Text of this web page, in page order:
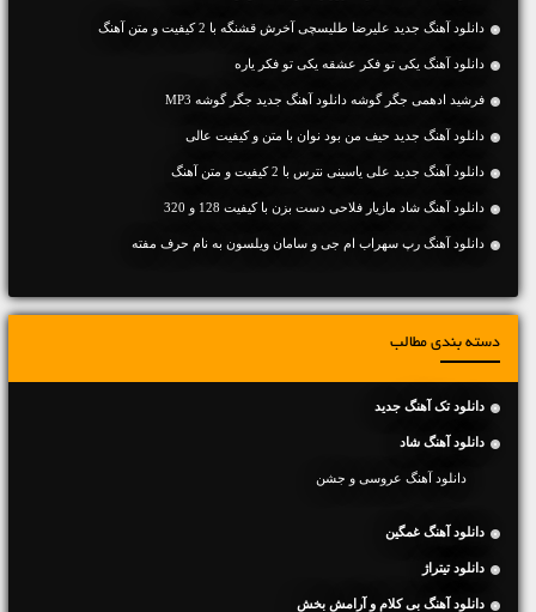
دانلود آهنگ جديد علیرضا طلیسچی آخرش قشنگه با 2 کیفیت و متن آهنگ
دانلود آهنگ یکی تو فکر عشقه یکی تو فکر یاره
فرشید ادهمی جگر گوشه دانلود آهنگ جدید جگر گوشه MP3
دانلود آهنگ جديد حیف من بود نوان با متن و کیفیت عالی
دانلود آهنگ جديد علی یاسینی نترس با 2 کیفیت و متن آهنگ
دانلود آهنگ شاد مازیار فلاحی دست بزن با کیفیت 128 و 320
دانلود آهنگ رپ سهراب ام جی و سامان ویلسون به نام حرف مفته
دسته بندی مطالب
دانلود تک آهنگ جدید
دانلود آهنگ شاد
دانلود آهنگ عروسی و جشن
دانلود آهنگ غمگین
دانلود تیتراژ
دانلود آهنگ بی کلام و آرامش بخش